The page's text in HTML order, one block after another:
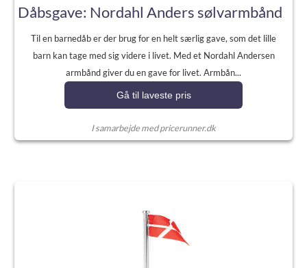
Dåbsgave: Nordahl Anders sølvarmbånd
Til en barnedåb er der brug for en helt særlig gave, som det lille
barn kan tage med sig videre i livet. Med et Nordahl Andersen
armbånd giver du en gave for livet. Armbån...
Gå til laveste pris
I samarbejde med pricerunner.dk